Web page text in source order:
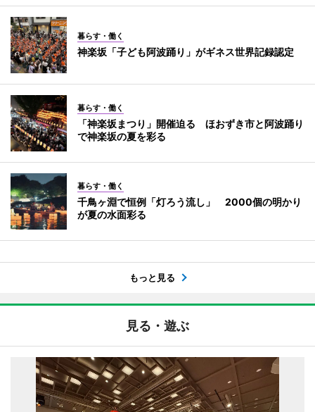
暮らす・働く
神楽坂「子ども阿波踊り」がギネス世界記録認定
暮らす・働く
「神楽坂まつり」開催迫る ほおずき市と阿波踊り
で神楽坂の夏を彩る
暮らす・働く
千鳥ヶ淵で恒例「灯ろう流し」 2000個の明かり
が夏の水面彩る
もっと見る
見る・遊ぶ